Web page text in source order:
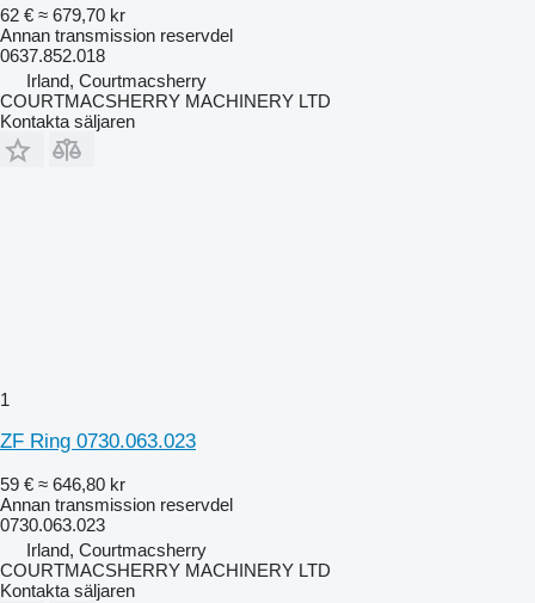
62 € ≈ 679,70 kr
Annan transmission reservdel
0637.852.018
Irland, Courtmacsherry
COURTMACSHERRY MACHINERY LTD
Kontakta säljaren
1
ZF Ring 0730.063.023
59 € ≈ 646,80 kr
Annan transmission reservdel
0730.063.023
Irland, Courtmacsherry
COURTMACSHERRY MACHINERY LTD
Kontakta säljaren